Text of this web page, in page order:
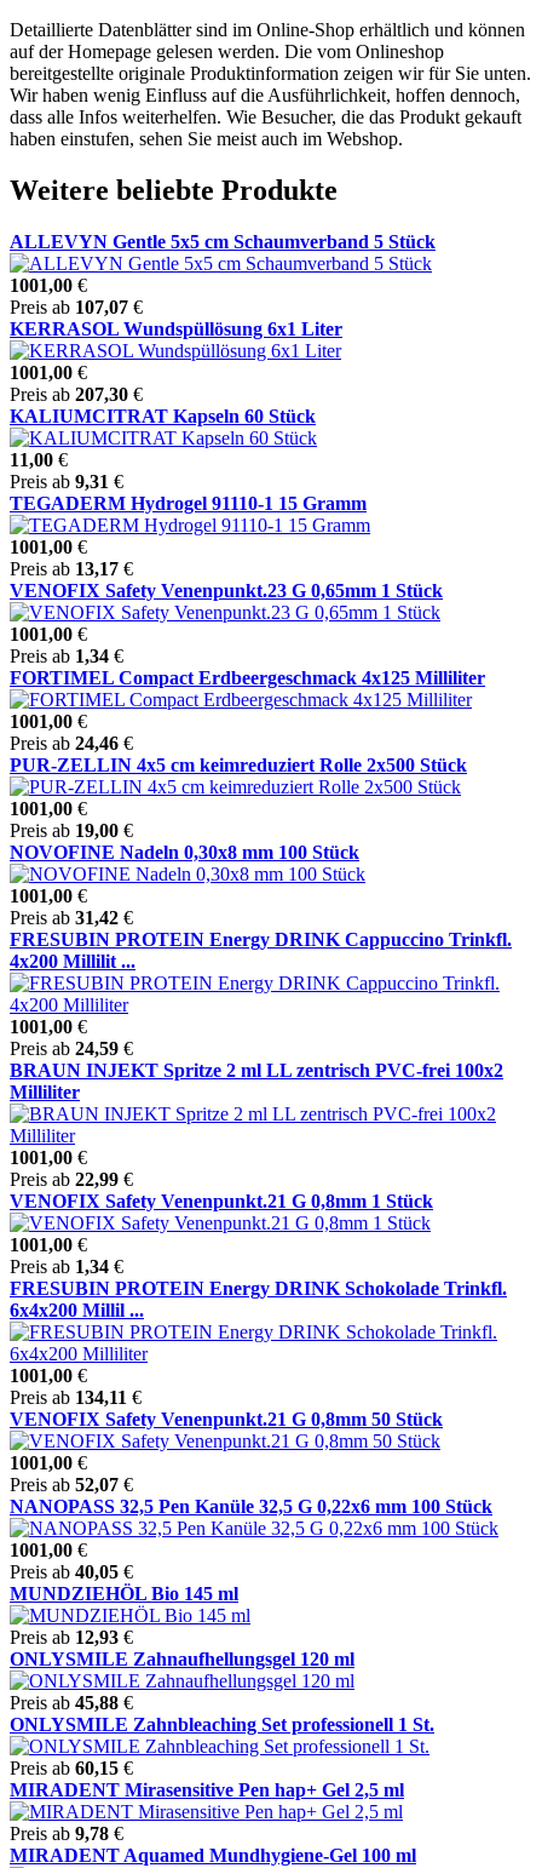
Detaillierte Datenblätter sind im Online-Shop erhältlich und können
auf der Homepage gelesen werden. Die vom Onlineshop
bereitgestellte originale Produktinformation zeigen wir für Sie unten.
Wir haben wenig Einfluss auf die Ausführlichkeit, hoffen dennoch,
dass alle Infos weiterhelfen. Wie Besucher, die das Produkt gekauft
haben einstufen, sehen Sie meist auch im Webshop.
Weitere beliebte Produkte
ALLEVYN Gentle 5x5 cm Schaumverband 5 Stück
1001,00 €
Preis ab 107,07 €
KERRASOL Wundspüllösung 6x1 Liter
1001,00 €
Preis ab 207,30 €
KALIUMCITRAT Kapseln 60 Stück
11,00 €
Preis ab 9,31 €
TEGADERM Hydrogel 91110-1 15 Gramm
1001,00 €
Preis ab 13,17 €
VENOFIX Safety Venenpunkt.23 G 0,65mm 1 Stück
1001,00 €
Preis ab 1,34 €
FORTIMEL Compact Erdbeergeschmack 4x125 Milliliter
1001,00 €
Preis ab 24,46 €
PUR-ZELLIN 4x5 cm keimreduziert Rolle 2x500 Stück
1001,00 €
Preis ab 19,00 €
NOVOFINE Nadeln 0,30x8 mm 100 Stück
1001,00 €
Preis ab 31,42 €
FRESUBIN PROTEIN Energy DRINK Cappuccino Trinkfl.
4x200 Millilit ...
1001,00 €
Preis ab 24,59 €
BRAUN INJEKT Spritze 2 ml LL zentrisch PVC-frei 100x2
Milliliter
1001,00 €
Preis ab 22,99 €
VENOFIX Safety Venenpunkt.21 G 0,8mm 1 Stück
1001,00 €
Preis ab 1,34 €
FRESUBIN PROTEIN Energy DRINK Schokolade Trinkfl.
6x4x200 Millil ...
1001,00 €
Preis ab 134,11 €
VENOFIX Safety Venenpunkt.21 G 0,8mm 50 Stück
1001,00 €
Preis ab 52,07 €
NANOPASS 32,5 Pen Kanüle 32,5 G 0,22x6 mm 100 Stück
1001,00 €
Preis ab 40,05 €
MUNDZIEHÖL Bio 145 ml
Preis ab 12,93 €
ONLYSMILE Zahnaufhellungsgel 120 ml
Preis ab 45,88 €
ONLYSMILE Zahnbleaching Set professionell 1 St.
Preis ab 60,15 €
MIRADENT Mirasensitive Pen hap+ Gel 2,5 ml
Preis ab 9,78 €
MIRADENT Aquamed Mundhygiene-Gel 100 ml